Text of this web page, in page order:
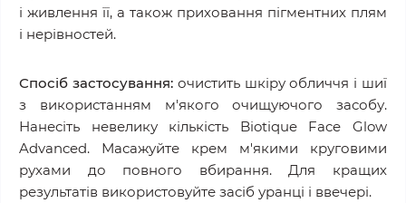
і живлення її, а також приховання пігментних плям
і нерівностей.
Спосіб застосування:очистить шкіру обличчя і шиї
з використанням м'якого очищуючого засобу.
Нанесіть невелику кількість Biotique Face Glow
Advanced. Масажуйте крем м'якими круговими
рухами до повного вбирання. Для кращих
результатів використовуйте засіб уранці і ввечері.